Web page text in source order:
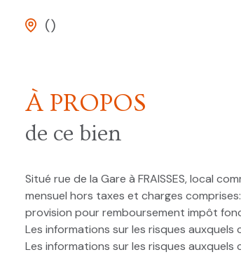
()
À PROPOS
de ce bien
Situé rue de la Gare à FRAISSES, local
mensuel hors taxes et charges
provision pour remboursement impôt
Les informations sur les risques
Les informations sur les risques